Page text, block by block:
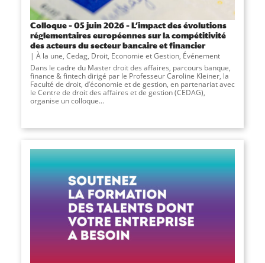
Colloque – 05 juin 2026 – L’impact des évolutions
réglementaires européennes sur la compétitivité
des acteurs du secteur bancaire et financier
À la une, Cedag, Droit, Economie et Gestion, Événement
Dans le cadre du Master droit des affaires, parcours banque,
finance & fintech dirigé par le Professeur Caroline Kleiner, la
Faculté de droit, d’économie et de gestion, en partenariat avec
le Centre de droit des affaires et de gestion (CEDAG),
organise un colloque...